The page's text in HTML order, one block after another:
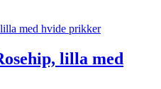
lilla med